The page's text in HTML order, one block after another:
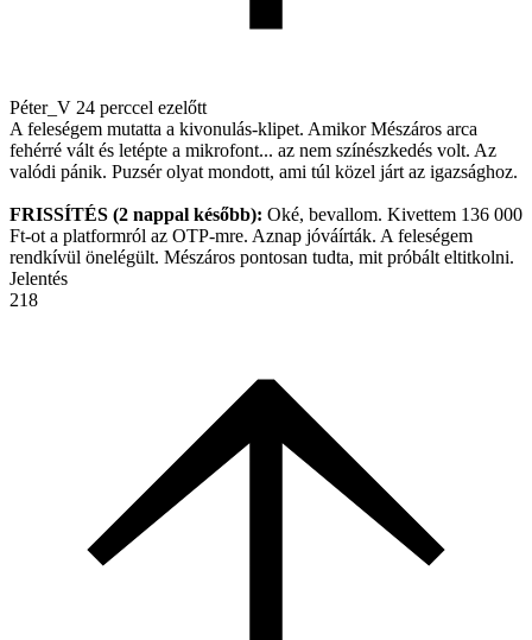
Péter_V 24 perccel ezelőtt
A feleségem mutatta a kivonulás-klipet. Amikor Mészáros arca
fehérré vált és letépte a mikrofont... az nem színészkedés volt. Az
valódi pánik. Puzsér olyat mondott, ami túl közel járt az igazsághoz.
FRISSÍTÉS (2 nappal később): Oké, bevallom. Kivettem 136 000
Ft-ot a platformról az OTP-mre. Aznap jóváírták. A feleségem
rendkívül önelégült. Mészáros pontosan tudta, mit próbált eltitkolni.
Jelentés
218